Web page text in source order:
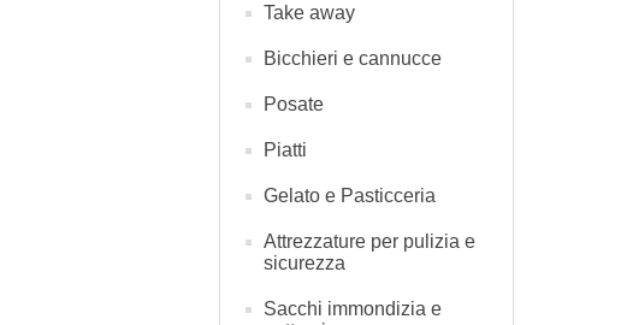
Take away
Bicchieri e cannucce
Posate
Piatti
Gelato e Pasticceria
Attrezzature per pulizia e
sicurezza
Sacchi immondizia e